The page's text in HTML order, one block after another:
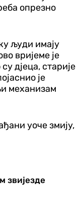
опрезно
људи имају
вријеме је
дјеца, старије
је
механизам
уоче змију,
звијезде